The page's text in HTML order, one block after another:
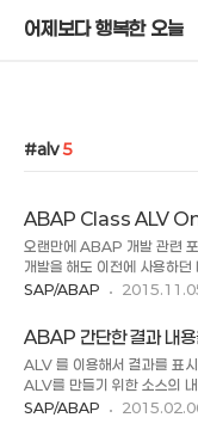
어제보다 행복한 오늘
alv5
ABAP Class ALV
사용하기
오랜만에 ABAP 개발 관련
개발을 해도 이전에 사용하던
조사할 일이 별로 없었는데
자 한다. ( 실제로 구글에서
다. ) 오늘의 목표는 Class
Data Changed Event 수
셀의 정보를 가지고 체크 로
Data Changed Ev..
SAP/ABAP
ABAP 간단한 결과 내
ALV 를 이용해서 결과를 표
ALV를 만들기 위한 소스의
Function 을 이용해서 결과
SAP/ABAP